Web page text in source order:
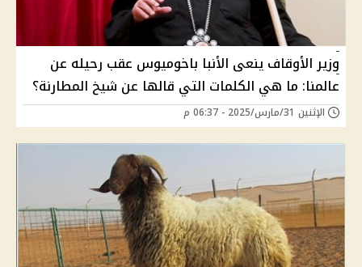
وزير الأوقاف ينعى الأنبا باخوميوس عقب رحيله عن
عالمنا: ما هي الكلمات التي قالها عن شيخ المطارنة؟
الإثنين 31/مارس/2025 - 06:37 م